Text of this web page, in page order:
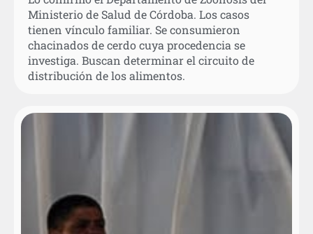
Ministerio de Salud de Córdoba. Los casos
tienen vínculo familiar. Se consumieron
chacinados de cerdo cuya procedencia se
investiga. Buscan determinar el circuito de
distribución de los alimentos.